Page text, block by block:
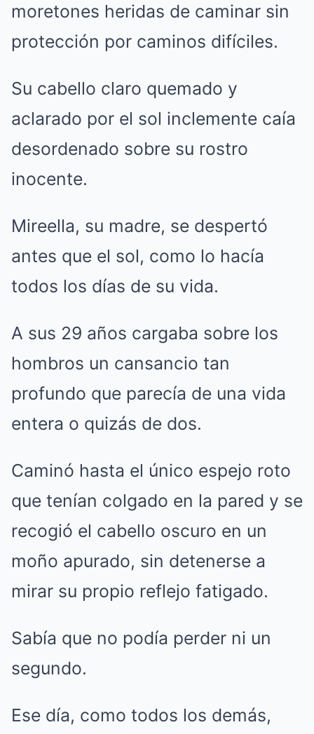
moretones heridas de caminar sin
protección por caminos difíciles.
Su cabello claro quemado y
aclarado por el sol inclemente caía
desordenado sobre su rostro
inocente.
Mireella, su madre, se despertó
antes que el sol, como lo hacía
todos los días de su vida.
A sus 29 años cargaba sobre los
hombros un cansancio tan
profundo que parecía de una vida
entera o quizás de dos.
Caminó hasta el único espejo roto
que tenían colgado en la pared y se
recogió el cabello oscuro en un
moño apurado, sin detenerse a
mirar su propio reflejo fatigado.
Sabía que no podía perder ni un
segundo.
Ese día, como todos los demás,